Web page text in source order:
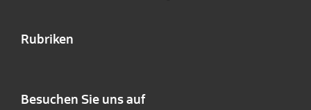
Rubriken
Besuchen Sie uns auf